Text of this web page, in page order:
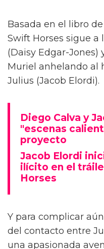
Basada en el libro
Swift Horses sigue a
(Daisy Edgar-Jones)
Muriel anhelando al
Julius (Jacob Elordi).
Diego Calva y
"escenas
proyecto
Jacob Elordi
ilícito en el
Horses
Y para complicar
del contacto entre
una apasionada